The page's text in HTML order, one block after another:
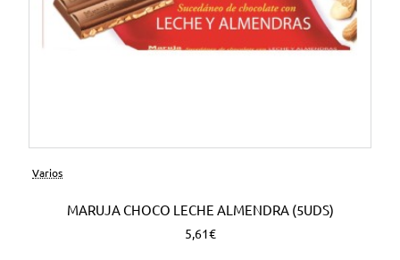
Varios
MARUJA CHOCO LECHE ALMENDRA (5UDS)
5,61€